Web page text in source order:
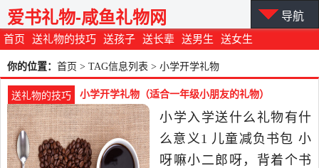
首页 送礼物的技巧 送孩子 送长辈 送男生 送女生
爱书礼物-咸鱼礼物网 导航
你的位置： 首页 > TAG信息列表 > 小学开学礼物
送礼物的技巧 小学开学礼物（适合一年级小朋友的礼物）
小学入学送什么礼物有什
么意义1 儿童减负书包 小
呀嘛小二郎呀，背着个书